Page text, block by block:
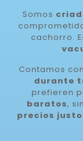
Somos
cachorro.
Contamos con
durante
prefieren
baratos,
precios